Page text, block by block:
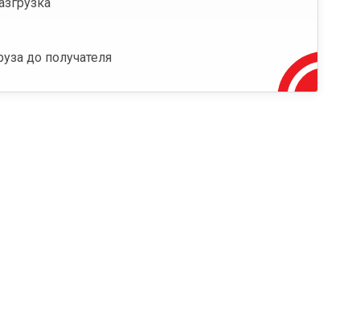
до получателя